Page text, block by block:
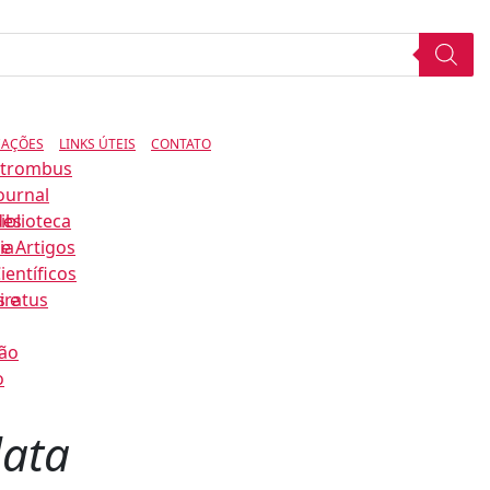
e
Artigos
LINKS ÚTEIS CONTATO